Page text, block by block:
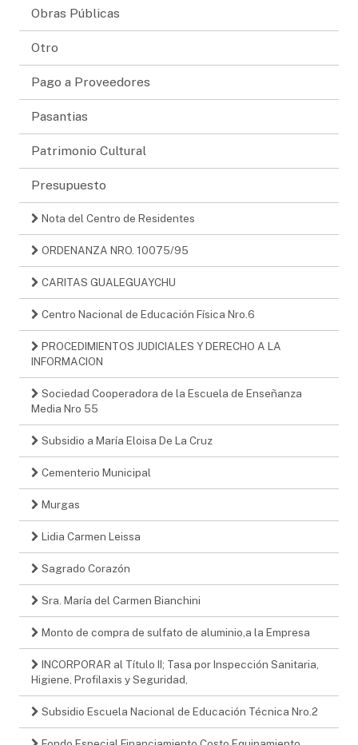
Obras Públicas
Otro
Pago a Proveedores
Pasantias
Patrimonio Cultural
Presupuesto
Nota del Centro de Residentes
ORDENANZA NRO. 10075/95
CARITAS GUALEGUAYCHU
Centro Nacional de Educación Física Nro.6
PROCEDIMIENTOS JUDICIALES Y DERECHO A LA
INFORMACION
Sociedad Cooperadora de la Escuela de Enseñanza
Media Nro 55
Subsidio a María Eloisa De La Cruz
Cementerio Municipal
Murgas
Lidia Carmen Leissa
Sagrado Corazón
Sra. María del Carmen Bianchini
Monto de compra de sulfato de aluminio,a la Empresa
INCORPORAR al Título II; Tasa por Inspección Sanitaria,
Higiene, Profilaxis y Seguridad,
Subsidio Escuela Nacional de Educación Técnica Nro.2